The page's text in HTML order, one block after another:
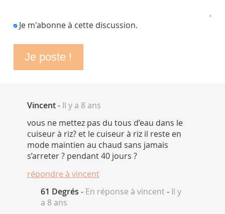
Je m'abonne à cette discussion.
Vincent- Il y a 8 ans
vous ne mettez pas du tous d’eau dans le
cuiseur à riz? et le cuiseur à riz il reste en
mode maintien au chaud sans jamais
s’arreter ? pendant 40 jours ?
répondre à vincent
61 Degrés - En réponse à vincent- Il y
a 8 ans